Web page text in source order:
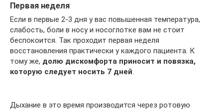
Первая неделя
Если в первые 2-3 дня у вас повышенная температура,
слабость, боли в носу и носоглотке вам не стоит
беспокоится. Так проходит первая неделя
восстановления практически у каждого пациента. К
тому же, долю дискомфорта приносит и повязка,
которую следует носить 7 дней.
Дыхание в это время производится через ротовую